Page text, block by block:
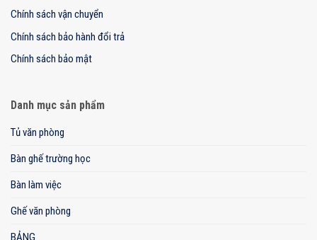
Chính sách vận chuyển
Chính sách bảo hành đổi trả
Chính sách bảo mật
Danh mục sản phẩm
Tủ văn phòng
Bàn ghế trường học
Bàn làm việc
Ghế văn phòng
BẢNG